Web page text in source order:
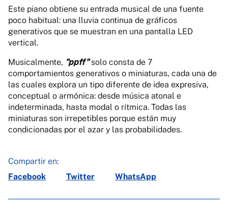
Este piano obtiene su entrada musical de una fuente
poco habitual: una lluvia continua de gráficos
generativos que se muestran en una pantalla LED
vertical.
Musicalmente, "ppff " solo consta de 7
comportamientos generativos o miniaturas, cada una de
las cuales explora un tipo diferente de idea expresiva,
conceptual o armónica: desde música atonal e
indeterminada, hasta modal o rítmica. Todas las
miniaturas son irrepetibles porque están muy
condicionadas por el azar y las probabilidades.
Compartir en:
Facebook
Twitter WhatsApp